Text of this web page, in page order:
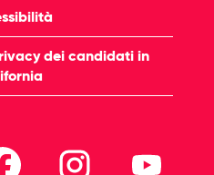
dei candidati in